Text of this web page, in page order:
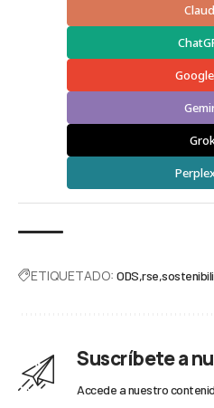
ETIQUETADO: ODS rse
Suscríbete a
Accede a nuestro